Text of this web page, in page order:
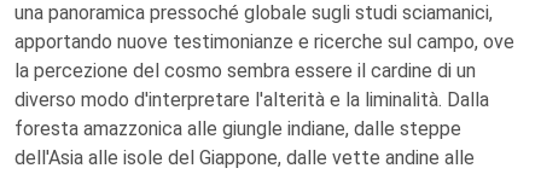
una panoramica pressoché globale sugli studi sciamanici,
apportando nuove testimonianze e ricerche sul campo, ove
la percezione del cosmo sembra essere il cardine di un
diverso modo d'interpretare l'alterità e la liminalità. Dalla
foresta amazzonica alle giungle indiane, dalle steppe
dell'Asia alle isole del Giappone, dalle vette andine alle